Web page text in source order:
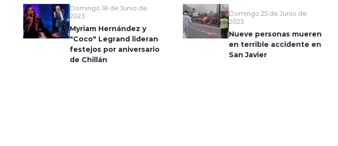
Domingo 18 de Junio de
2023
Myriam Hernández y
"Coco" Legrand lideran
festejos por aniversario
de Chillán
Domingo 25 de Junio de
2023
Nueve personas mueren
en terrible accidente en
San Javier